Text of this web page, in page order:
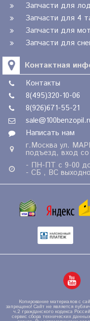
Запчасти для
Запчасти для 4
Запчасти для
Запчасти для
Контактная
Контакты
8(495)320-10-06
8(926)671-55-21
Написать нам
г.Москва ул.
подъезд, вход
- ПН-ПТ с 9-00
- СБ , ВС
Копирование материалов с
запрещено! Сайт не является
ч.2 гражданского кодекса
сервис сбора технических